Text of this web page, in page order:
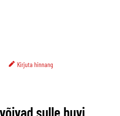
Kirjuta hinnang
sulle huvi